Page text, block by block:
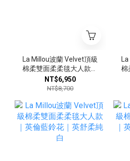
La Millou波蘭 Velvet頂級
棉柔雙面柔柔毯大人款｜
動物急轉彎｜舒柔海藍
NT$6,950
NT$8,700
棉